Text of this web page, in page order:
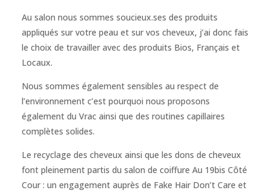
Au salon nous sommes soucieux.ses des produits
appliqués sur votre peau et sur vos cheveux, j’ai donc fais
le choix de travailler avec des produits Bios, Français et
Locaux.
Nous sommes également sensibles au respect de
l’environnement c’est pourquoi nous proposons
également du Vrac ainsi que des routines capillaires
complètes solides.
Le recyclage des cheveux ainsi que les dons de cheveux
font pleinement partis du salon de coiffure Au 19bis Côté
Cour : un engagement auprès de Fake Hair Don’t Care et